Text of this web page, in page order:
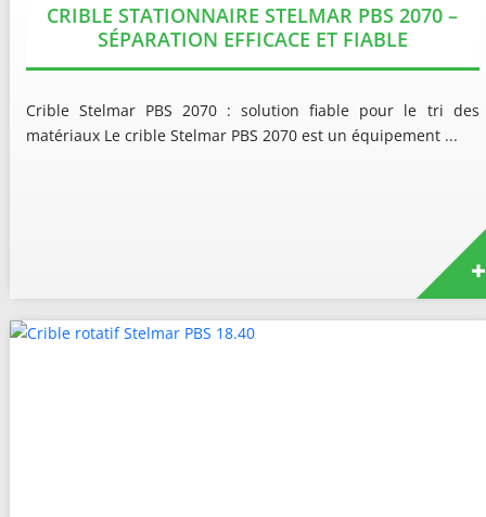
CRIBLE STATIONNAIRE STELMAR PBS 2070 –
SÉPARATION EFFICACE ET FIABLE
Crible Stelmar PBS 2070 : solution fiable pour le tri des
matériaux Le crible Stelmar PBS 2070 est un équipement ...